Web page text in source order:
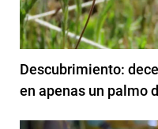
Descubrimiento:
en apenas un palmo